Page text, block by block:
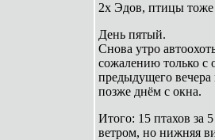
2х Эдов, птицы
День пятый.
Снова утро
сожалению только с
предыдущего вечера
позже днём с окна.
Итого: 15 птахов за
ветром, но нижняя